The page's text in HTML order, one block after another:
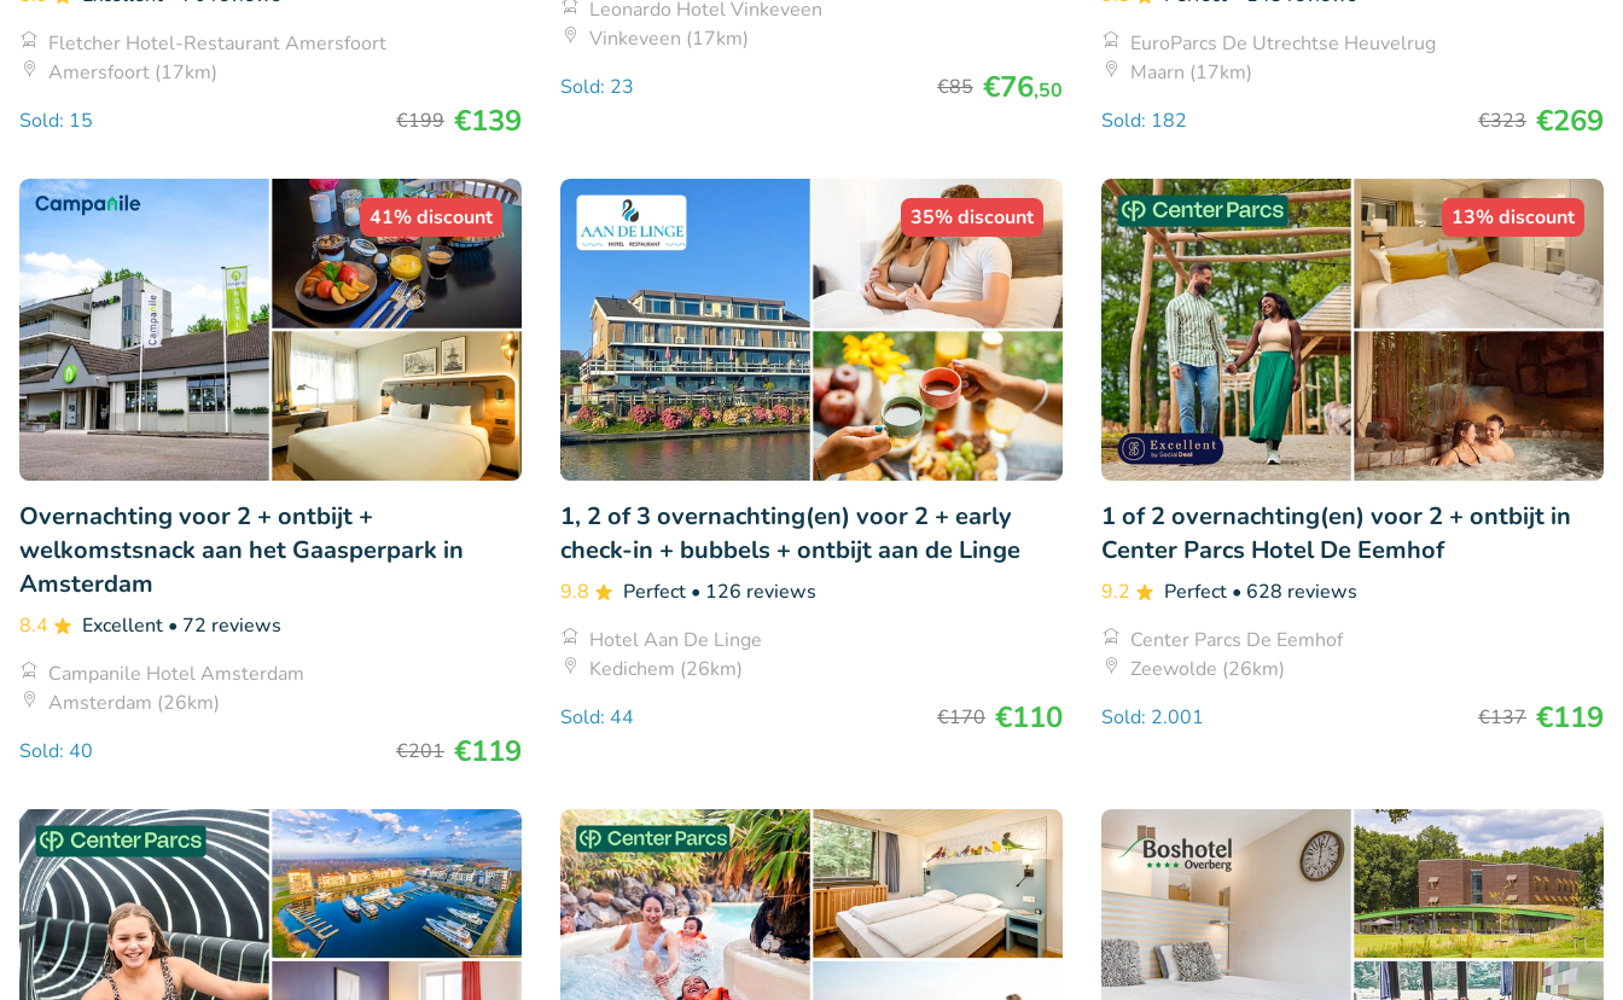
Fletcher Hotel-Restaurant Amersfoort
Amersfoort (17km)
Sold: 15
€199 €139
Leonardo Hotel Vinkeveen
Vinkeveen (17km)
Sold: 23
€85 €76,50
EuroParcs De Utrechtse Heuvelrug
Maarn (17km)
Sold: 182
€323 €269
41% discount
Overnachting voor 2 + ontbijt +
welkomstsnack aan het Gaasperpark in
Amsterdam
8.4 Excellent • 72 reviews
Campanile Hotel Amsterdam
Amsterdam (26km)
Sold: 40
€201 €119
35% discount
1, 2 of 3 overnachting(en) voor 2 + early
check-in + bubbels + ontbijt aan de Linge
9.8 Perfect • 126 reviews
Hotel Aan De Linge
Kedichem (26km)
Sold: 44
€170 €110
13% discount
1 of 2 overnachting(en) voor 2 + ontbijt in
Center Parcs Hotel De Eemhof
9.2 Perfect • 628 reviews
Center Parcs De Eemhof
Zeewolde (26km)
Sold: 2.001
€137 €119